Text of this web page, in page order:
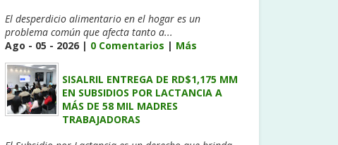
El desperdicio alimentario en el hogar es un
problema común que afecta tanto a...
Ago - 05 - 2026 | 0 Comentarios | Más
SISALRIL ENTREGA DE RD$1,175 MM
EN SUBSIDIOS POR LACTANCIA A
MÁS DE 58 MIL MADRES
TRABAJADORAS